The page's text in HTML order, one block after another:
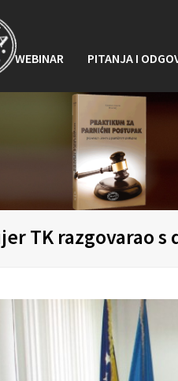
WEBINAR PITANJA I
TK razgovarao